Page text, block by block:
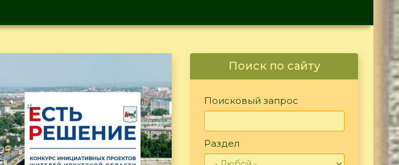
Поиск по сайту
Поисковый запрос
Раздел